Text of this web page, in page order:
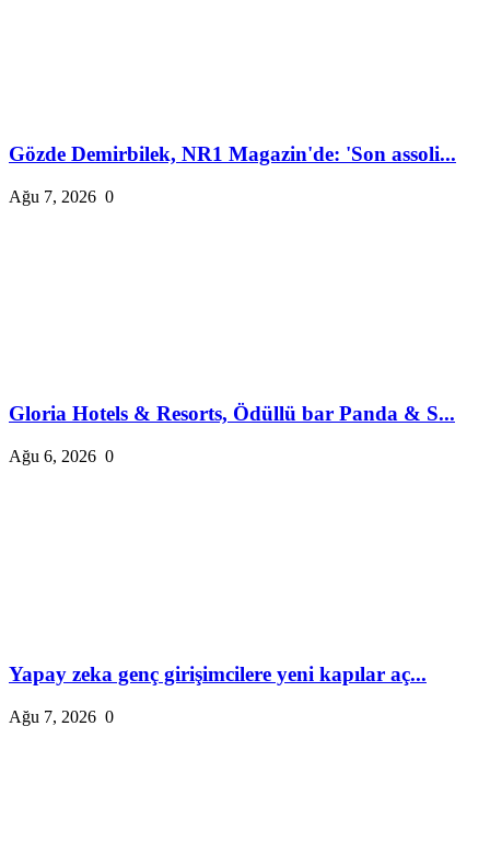
Gözde Demirbilek, NR1 Magazin'de: 'Son assoli...
Ağu 7, 2026 0
Gloria Hotels & Resorts, Ödüllü bar Panda & S...
Ağu 6, 2026 0
Yapay zeka genç girişimcilere yeni kapılar aç...
Ağu 7, 2026 0